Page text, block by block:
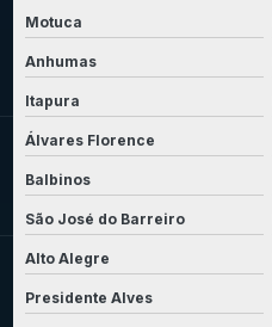
Motuca
Anhumas
Itapura
Álvares Florence
Balbinos
São José do Barreiro
Alto Alegre
Presidente Alves